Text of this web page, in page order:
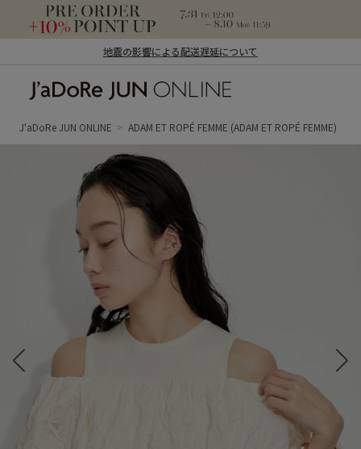
地震の影響による配送遅延について
ン オンライン）
J'aDoRe JUN ONLINE ADAM ET ROPÉ FEMME (ADAM ET ROPÉ FEMME)